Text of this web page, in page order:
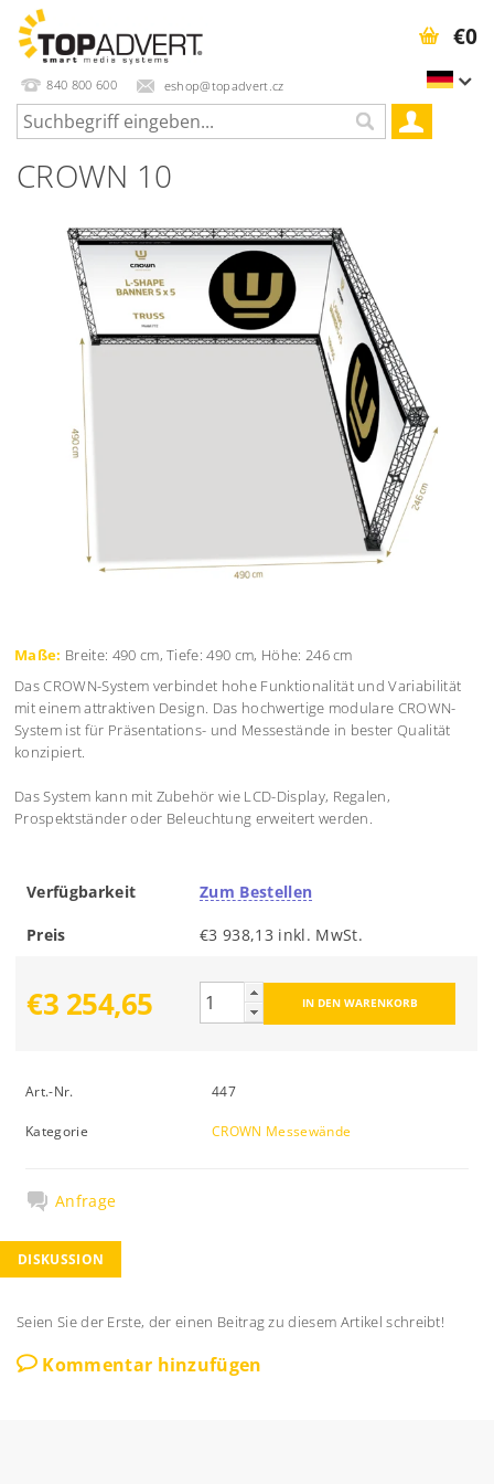
840 800 600 eshop@topadvert.cz
€0
CROWN 10
Maße: Breite: 490 cm, Tiefe: 490 cm, Höhe: 246 cm
Das CROWN-System verbindet hohe Funktionalität und Variabilität
mit einem attraktiven Design. Das hochwertige modulare CROWN-
System ist für Präsentations- und Messestände in bester Qualität
konzipiert.
Das System kann mit Zubehör wie LCD-Display, Regalen,
Prospektständer oder Beleuchtung erweitert werden.
Verfügbarkeit Zum Bestellen
Preis €3 938,13 inkl. MwSt.
€3 254,65
Art.-Nr. 447
Kategorie CROWN Messewände
Anfrage
DISKUSSION
Seien Sie der Erste, der einen Beitrag zu diesem Artikel schreibt!
Kommentar hinzufügen